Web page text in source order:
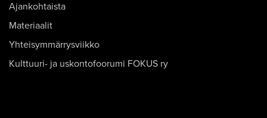
Ajankohtaista
Materiaalit
Yhteisymmärrysviikko
Kulttuuri- ja uskontofoorumi FOKUS ry